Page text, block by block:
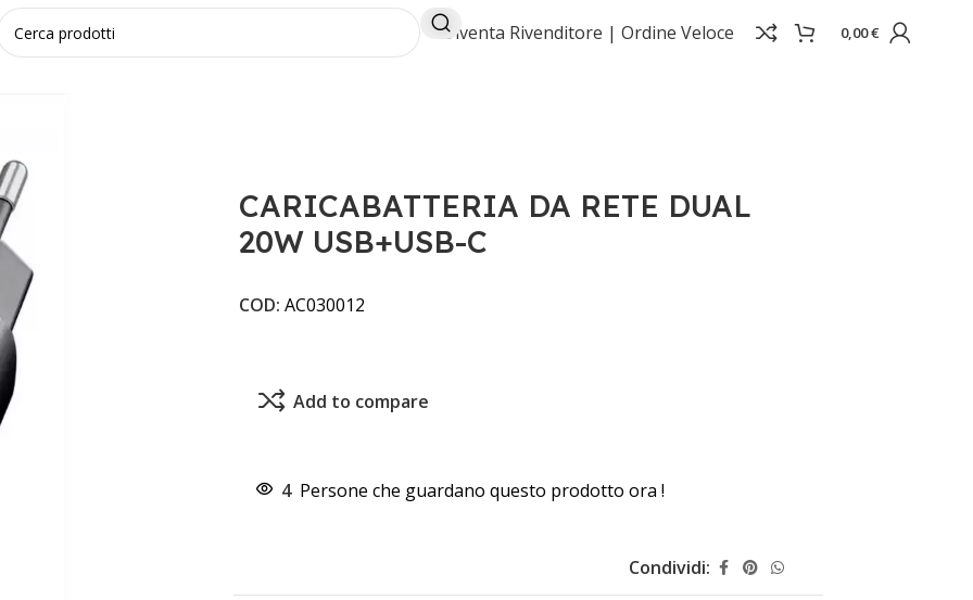
Diventa Rivenditore | Ordine Veloce 0,00€
RETE DUAL 20W USB+USB-C
CARICABATTERIA DA RETE DUAL
20W USB+USB-C
COD: AC030012
Add to compare
4 Persone che guardano questo prodotto ora !
Condividi: